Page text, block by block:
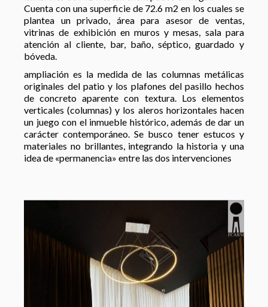
Cuenta con una superficie de 72.6 m2 en los cuales se
plantea un privado, área para asesor de ventas,
vitrinas de exhibición en muros y mesas, sala para
atención al cliente, bar, baño, séptico, guardado y
bóveda.
ampliación es la medida de las columnas metálicas
originales del patio y los plafones del pasillo hechos
de concreto aparente con textura. Los elementos
verticales (columnas) y los aleros horizontales hacen
un juego con el inmueble histórico, además de dar un
carácter contemporáneo. Se busco tener estucos y
materiales no brillantes, integrando la historia y una
idea de «permanencia» entre las dos intervenciones